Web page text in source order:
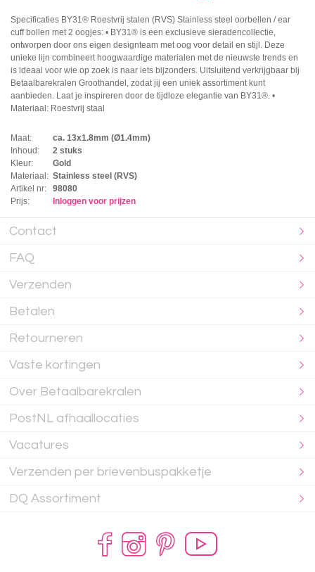
Specificaties BY31® Roestvrij stalen (RVS) Stainless steel oorbellen / ear
cuff bollen met 2 oogjes: • BY31® is een exclusieve sieradencollectie,
ontworpen door ons eigen designteam met oog voor detail en stijl. Deze
unieke lijn combineert hoogwaardige materialen met de nieuwste trends en
is ideaal voor wie op zoek is naar iets bijzonders. Uitsluitend verkrijgbaar bij
Betaalbarekralen Groothandel, zodat jij een uniek assortiment kunt
aanbieden. Laat je inspireren door de tijdloze elegantie van BY31®. •
Materiaal: Roestvrij staal
Maat:
ca. 13x1.8mm (Ø1.4mm)
Inhoud:
2 stuks
Kleur:
Gold
Materiaal: Stainless steel (RVS)
Artikel nr:
98080
Prijs:
Inloggen voor prijzen
Contact
FAQ
Verzenden
Betalen
Retourneren
Vaste kortingen
Over Betaalbarekralen
PostNL afhaallocaties
Vacatures
Verzenden per brievenbuspakketje
DQ Assortiment